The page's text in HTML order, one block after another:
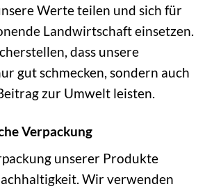
Werte teilen und sich für
Landwirtschaft einsetzen.
dass unsere
gut schmecken, sondern auch
zur Umwelt leisten.
Verpackung
unserer Produkte
Wir verwenden